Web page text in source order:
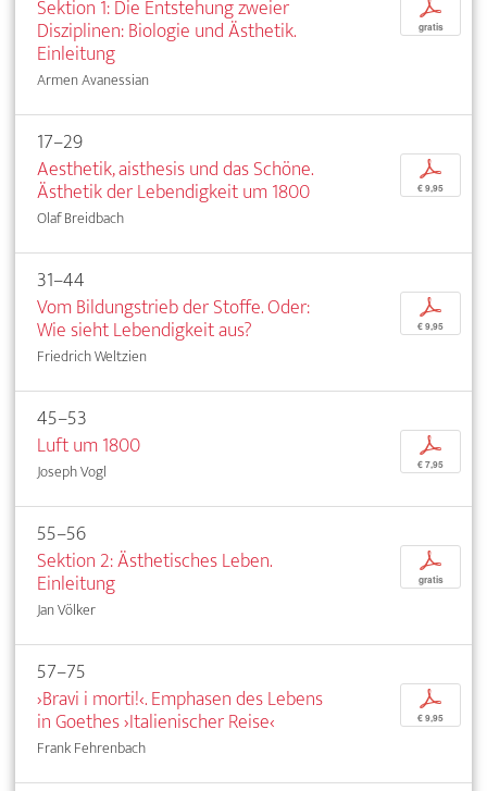
Sektion 1: Die Entstehung zweier
Disziplinen: Biologie und Ästhetik.
Einleitung
Armen Avanessian
p
gratis
17–29
Aesthetik, aisthesis und das Schöne.
Ästhetik der Lebendigkeit um 1800
Olaf Breidbach
p
€ 9,95
31–44
Vom Bildungstrieb der Stoffe. Oder:
Wie sieht Lebendigkeit aus?
Friedrich Weltzien
p
€ 9,95
45–53
Luft um 1800
Joseph Vogl
p
€ 7,95
55–56
Sektion 2: Ästhetisches Leben.
Einleitung
Jan Völker
p
gratis
57–75
›Bravi i morti!‹. Emphasen des Lebens
in Goethes ›Italienischer Reise‹
Frank Fehrenbach
p
€ 9,95